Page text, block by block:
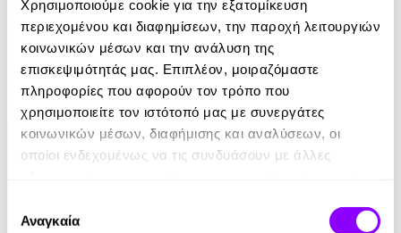
Χρησιμοποιούμε cookie για την εξατομίκευση
περιεχομένου και διαφημίσεων, την παροχή λειτουργιών
κοινωνικών μέσων και την ανάλυση της
επισκεψιμότητάς μας. Επιπλέον, μοιραζόμαστε
πληροφορίες που αφορούν τον τρόπο που
χρησιμοποιείτε τον ιστότοπό μας με συνεργάτες
κοινωνικών μέσων, διαφήμισης και αναλύσεων, οι
οποίοι ενδεχομένως να τις συνδυάσουν με άλλες
των υπηρεσιών τους.
συγκατάθεσης
Αναγκαία
eBook
Ελέφαντας
Ρέιμοντ Κάρβερ
7.99€